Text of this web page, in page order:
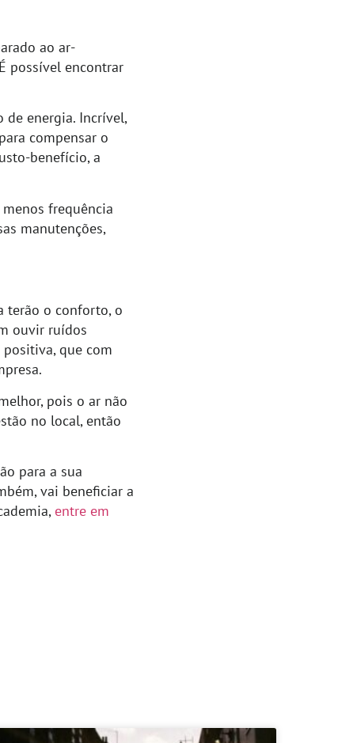
ao ar-
possível encontrar
de energia. Incrível,
compensar o
benefício, a
frequência
manutenções,
terão o conforto, o
ouvir ruídos
que com
pois o ar não
no local, então
para a sua
vai beneficiar a
entre em